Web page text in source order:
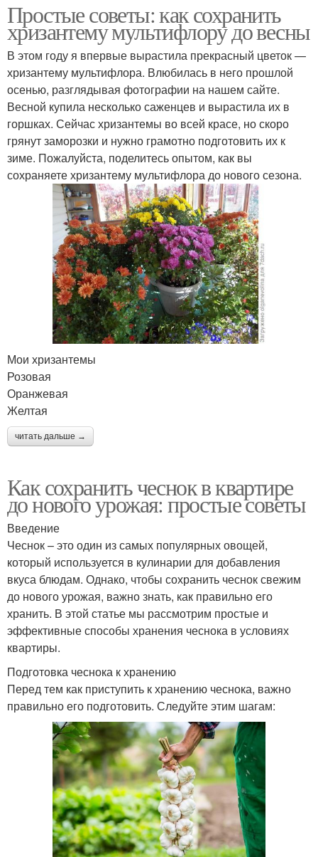
Простые советы: как сохранить
хризантему мультифлору до весны
В этом году я впервые вырастила прекрасный цветок —
хризантему мультифлора. Влюбилась в него прошлой
осенью, разглядывая фотографии на нашем сайте.
Весной купила несколько саженцев и вырастила их в
горшках. Сейчас хризантемы во всей красе, но скоро
грянут заморозки и нужно грамотно подготовить их к
зиме. Пожалуйста, поделитесь опытом, как вы
сохраняете хризантему мультифлора до нового сезона.
Мои хризантемы
Розовая
Оранжевая
Желтая
читать дальше →
Как сохранить чеснок в квартире
до нового урожая: простые советы
Введение
Чеснок – это один из самых популярных овощей,
который используется в кулинарии для добавления
вкуса блюдам. Однако, чтобы сохранить чеснок свежим
до нового урожая, важно знать, как правильно его
хранить. В этой статье мы рассмотрим простые и
эффективные способы хранения чеснока в условиях
квартиры.
Подготовка чеснока к хранению
Перед тем как приступить к хранению чеснока, важно
правильно его подготовить. Следуйте этим шагам: